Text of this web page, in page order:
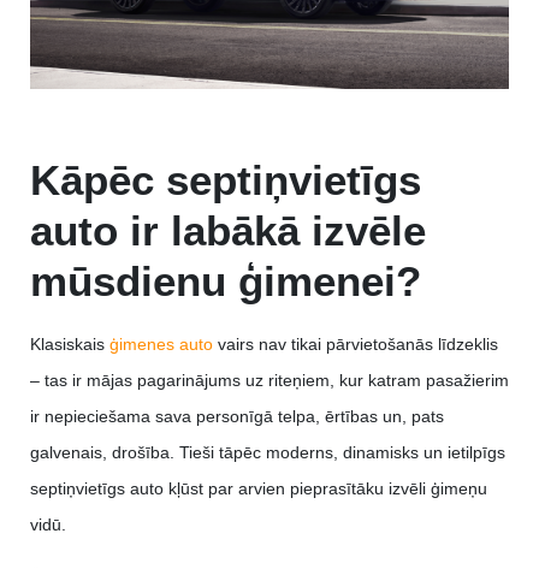
Kāpēc septiņvietīgs
auto ir labākā izvēle
mūsdienu ģimenei?
Klasiskais ģimenes auto vairs nav tikai pārvietošanās līdzeklis
– tas ir mājas pagarinājums uz riteņiem, kur katram pasažierim
ir nepieciešama sava personīgā telpa, ērtības un, pats
galvenais, drošība. Tieši tāpēc moderns, dinamisks un ietilpīgs
septiņvietīgs auto kļūst par arvien pieprasītāku izvēli ģimeņu
vidū.